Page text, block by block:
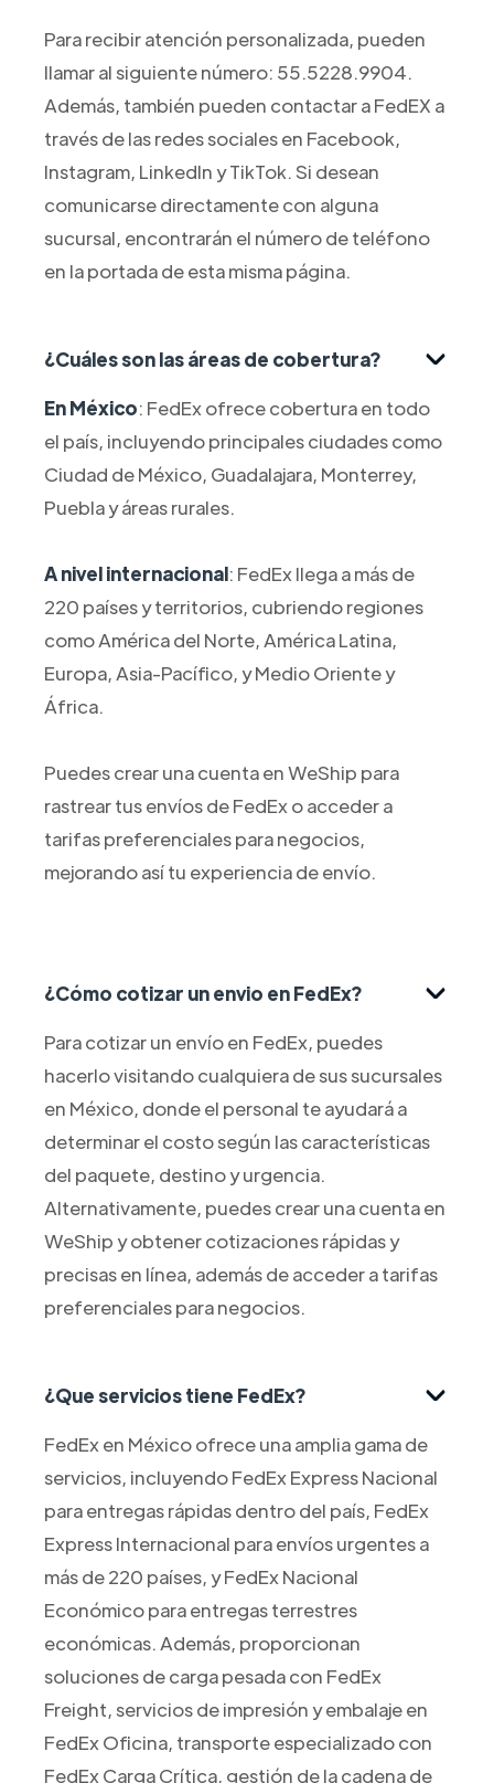
Para recibir atención personalizada, pueden
llamar al siguiente número: 55.5228.9904.
Además, también pueden contactar a FedEX a
través de las redes sociales en Facebook,
Instagram, LinkedIn y TikTok. Si desean
comunicarse directamente con alguna
sucursal, encontrarán el número de teléfono
en la portada de esta misma página.
¿Cuáles son las áreas de cobertura?
En México: FedEx ofrece cobertura en todo
el país, incluyendo principales ciudades como
Ciudad de México, Guadalajara, Monterrey,
Puebla y áreas rurales.
A nivel internacional: FedEx llega a más de
220 países y territorios, cubriendo regiones
como América del Norte, América Latina,
Europa, Asia-Pacífico, y Medio Oriente y
África.
Puedes crear una cuenta en WeShip para
rastrear tus envíos de FedEx o acceder a
tarifas preferenciales para negocios,
mejorando así tu experiencia de envío.
¿Cómo cotizar un envio en FedEx?
Para cotizar un envío en FedEx, puedes
hacerlo visitando cualquiera de sus sucursales
en México, donde el personal te ayudará a
determinar el costo según las características
del paquete, destino y urgencia.
Alternativamente, puedes crear una cuenta en
WeShip y obtener cotizaciones rápidas y
precisas en línea, además de acceder a tarifas
preferenciales para negocios.
¿Que servicios tiene FedEx?
FedEx en México ofrece una amplia gama de
servicios, incluyendo FedEx Express Nacional
para entregas rápidas dentro del país, FedEx
Express Internacional para envíos urgentes a
más de 220 países, y FedEx Nacional
Económico para entregas terrestres
económicas. Además, proporcionan
soluciones de carga pesada con FedEx
Freight, servicios de impresión y embalaje en
FedEx Oficina, transporte especializado con
FedEx Carga Crítica, gestión de la cadena de